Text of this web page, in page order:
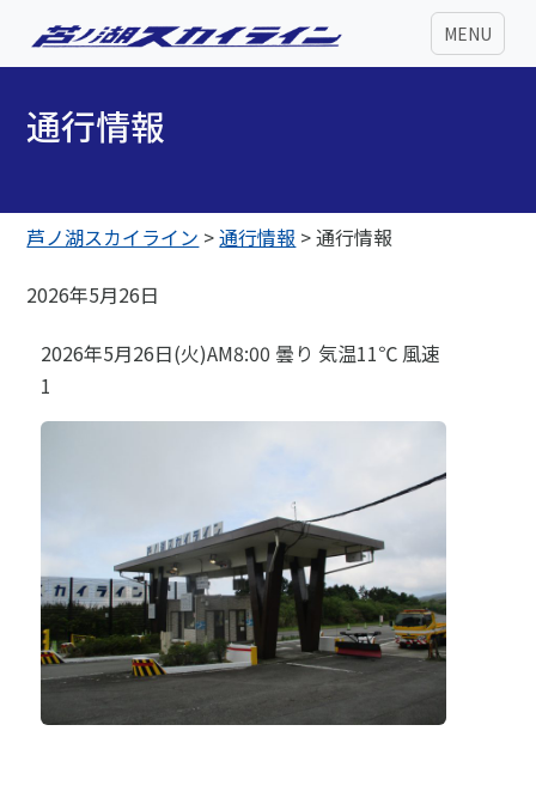
MENU
通行情報
芦ノ湖スカイライン >通行情報 >通行情報
2026年5月26日
2026年5月26日(火)AM8:00 曇り 気温11℃ 風速
1